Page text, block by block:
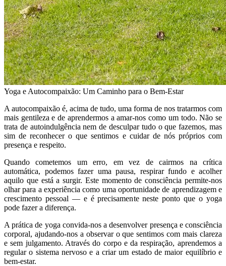
Yoga e Autocompaixão: Um Caminho para o Bem-Estar
A autocompaixão é, acima de tudo, uma forma de nos tratarmos com
mais gentileza e de aprendermos a amar-nos como um todo. Não se
trata de autoindulgência nem de desculpar tudo o que fazemos, mas
sim de reconhecer o que sentimos e cuidar de nós próprios com
presença e respeito.
Quando cometemos um erro, em vez de cairmos na crítica
automática, podemos fazer uma pausa, respirar fundo e acolher
aquilo que está a surgir. Este momento de consciência permite-nos
olhar para a experiência como uma oportunidade de aprendizagem e
crescimento pessoal — e é precisamente neste ponto que o yoga
pode fazer a diferença.
A prática de yoga convida-nos a desenvolver presença e consciência
corporal, ajudando-nos a observar o que sentimos com mais clareza
e sem julgamento. Através do corpo e da respiração, aprendemos a
regular o sistema nervoso e a criar um estado de maior equilíbrio e
bem-estar.